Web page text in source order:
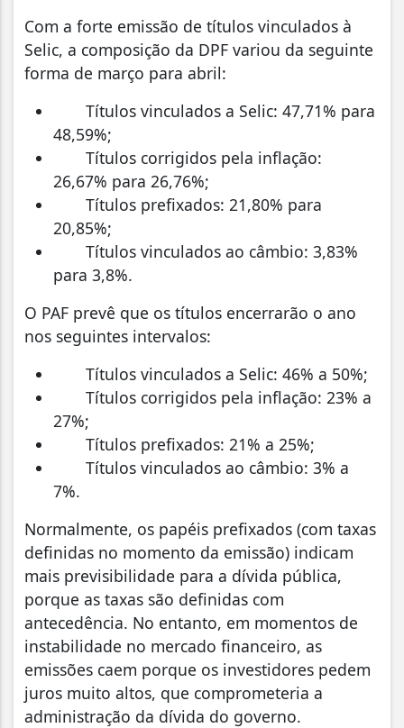
Com a forte emissão de títulos vinculados à
Selic, a composição da DPF variou da seguinte
forma de março para abril:
Títulos vinculados a Selic: 47,71% para
48,59%;
Títulos corrigidos pela inflação:
26,67% para 26,76%;
Títulos prefixados: 21,80% para
20,85%;
Títulos vinculados ao câmbio: 3,83%
para 3,8%.
O PAF prevê que os títulos encerrarão o ano
nos seguintes intervalos:
Títulos vinculados a Selic: 46% a 50%;
Títulos corrigidos pela inflação: 23% a
27%;
Títulos prefixados: 21% a 25%;
Títulos vinculados ao câmbio: 3% a
7%.
Normalmente, os papéis prefixados (com taxas
definidas no momento da emissão) indicam
mais previsibilidade para a dívida pública,
porque as taxas são definidas com
antecedência. No entanto, em momentos de
instabilidade no mercado financeiro, as
emissões caem porque os investidores pedem
juros muito altos, que comprometeria a
administração da dívida do governo.